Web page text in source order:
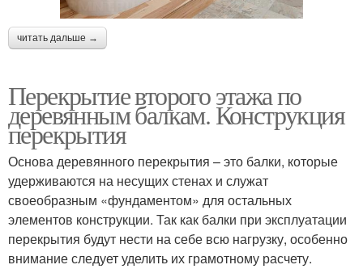
читать дальше →
Перекрытие второго этажа по
деревянным балкам. Конструкция
перекрытия
Основа деревянного перекрытия – это балки, которые
удерживаются на несущих стенах и служат
своеобразным «фундаментом» для остальных
элементов конструкции. Так как балки при эксплуатации
перекрытия будут нести на себе всю нагрузку, особенно
внимание следует уделить их грамотному расчету.